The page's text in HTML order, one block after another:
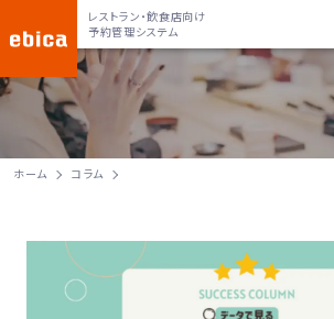
レストラン・飲食店向け
予約管理システム
ホーム コラム